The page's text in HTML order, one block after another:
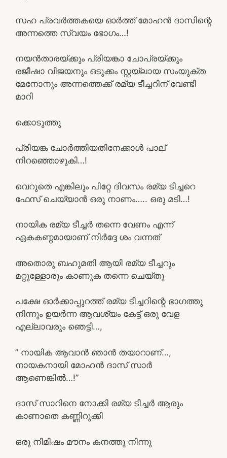
സഹ പ്രവർത്തകയെ ഓർത്ത് മോഹൻ ദാസിന്റെ
അന്നത്തെ സ്വയം ഭോഗം…!
നയൻതാരയ്ക്കും പ്രിയങ്കാ ചോപ്രയ്ക്കും
രജീഷാ വിജയനും ഒടുക്കം സ്റ്റയ്ലായ സംയുക്ത
മേനോനും അന്നത്തെക്ക് രമ്യ ടീച്ചറിന് വേണ്ടി
മാറി
ക്കൊടുത്തു
പ്രിയങ്ക ചോർത്തിയതിനേക്കാൾ പാല്
നിറഞ്ഞൊഴുകി…!
വെറുതെ എങ്കിലും പിറ്റേ ദിവസം രമ്യ ടീച്ചറെ
ഫേസ് ചെയ്യാൻ ഒരു നാണം….. ഒരു മടി…!
നായിക രമ്യ ടീച്ചർ തന്നെ വേണം എന്ന്
ഏകകണ്ഠമായാണ് നിർദ്ദേ ശം വന്നത്
അതൊരു ബഹുമതി ആയി രമ്യ ടീച്ചറും
മറ്റുള്ളോരും കാണുക തന്നെ ചെയ്തു
പക്ഷേ ഓർക്കാപ്പുറത്ത് രമ്യ ടീച്ചറിന്റെ ഭാഗത്തു
നിന്നും ഉയർന്ന ആവശ്യം കേട്ട് ഒരു വേള
എല്ലാവരും ഞെട്ടി…,
” നായിക ആവാൻ ഞാൻ തയാറാണ്…,
നായകനായി മോഹൻ ദാസ് സാർ
ആണെങ്കിൽ…!”
ദാസ് സാറിനെ നോക്കി രമ്യ ടീച്ചർ ആരും
കാണാതെ കണ്ണിറുക്കി
ഒരു നിമിഷം മൗനം കനത്തു നിന്നു